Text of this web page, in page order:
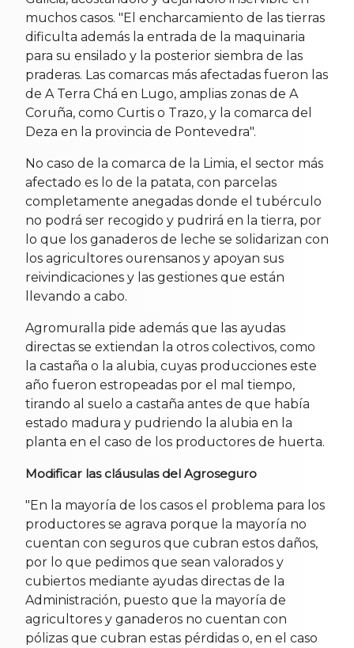
muchos casos. "El encharcamiento de las tierras
dificulta además la entrada de la maquinaria
para su ensilado y la posterior siembra de las
praderas. Las comarcas más afectadas fueron las
de A Terra Chá en Lugo, amplias zonas de A
Coruña, como Curtis o Trazo, y la comarca del
Deza en la provincia de Pontevedra".
No caso de la comarca de la Limia, el sector más
afectado es lo de la patata, con parcelas
completamente anegadas donde el tubérculo
no podrá ser recogido y pudrirá en la tierra, por
lo que los ganaderos de leche se solidarizan con
los agricultores ourensanos y apoyan sus
reivindicaciones y las gestiones que están
llevando a cabo.
Agromuralla pide además que las ayudas
directas se extiendan la otros colectivos, como
la castaña o la alubia, cuyas producciones este
año fueron estropeadas por el mal tiempo,
tirando al suelo a castaña antes de que había
estado madura y pudriendo la alubia en la
planta en el caso de los productores de huerta.
Modificar las cláusulas del Agroseguro
"En la mayoría de los casos el problema para los
productores se agrava porque la mayoría no
cuentan con seguros que cubran estos daños,
por lo que pedimos que sean valorados y
cubiertos mediante ayudas directas de la
Administración, puesto que la mayoría de
agricultores y ganaderos no cuentan con
pólizas que cubran estas pérdidas o, en el caso